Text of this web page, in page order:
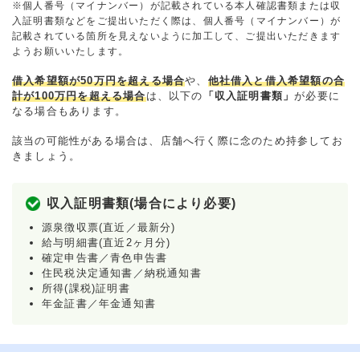
※個人番号（マイナンバー）が記載されている本人確認書類または収
入証明書類などをご提出いただく際は、個人番号（マイナンバー）が
記載されている箇所を見えないように加工して、ご提出いただきます
ようお願いいたします。
借入希望額が50万円を超える場合や、 他社借入と借入希望額の合
計が100万円を超える場合は、以下の 「収入証明書類」が必要に
なる場合もあります。
該当の可能性がある場合は、店舗へ行く際に念のため持参してお
きましょう。
収入証明書類(場合により必要)
源泉徴収票(直近／最新分)
給与明細書(直近2ヶ月分)
確定申告書／青色申告書
住民税決定通知書／納税通知書
所得(課税)証明書
年金証書／年金通知書